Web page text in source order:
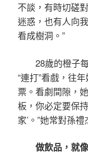
不談，有時切磋
迷惑，也有人向
看成樹洞。”
28歲的橙子
“連打”看戲，往
票。看劇間隙，
板，你必定要保
家’。”她常對孫禮
做飲品，就